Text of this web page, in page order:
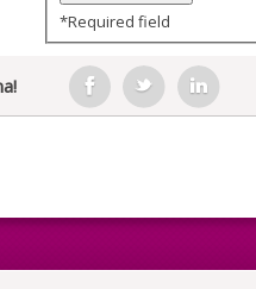
*Required field